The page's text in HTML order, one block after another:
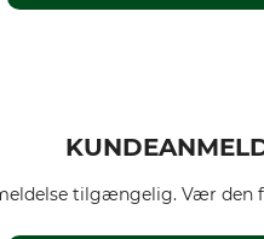
tilgængelig. Vær den